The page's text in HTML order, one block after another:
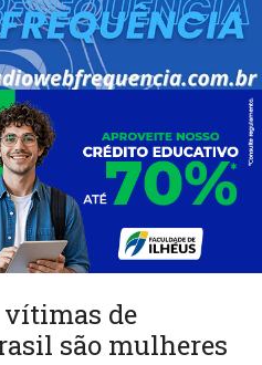
vítimas de
são mulheres